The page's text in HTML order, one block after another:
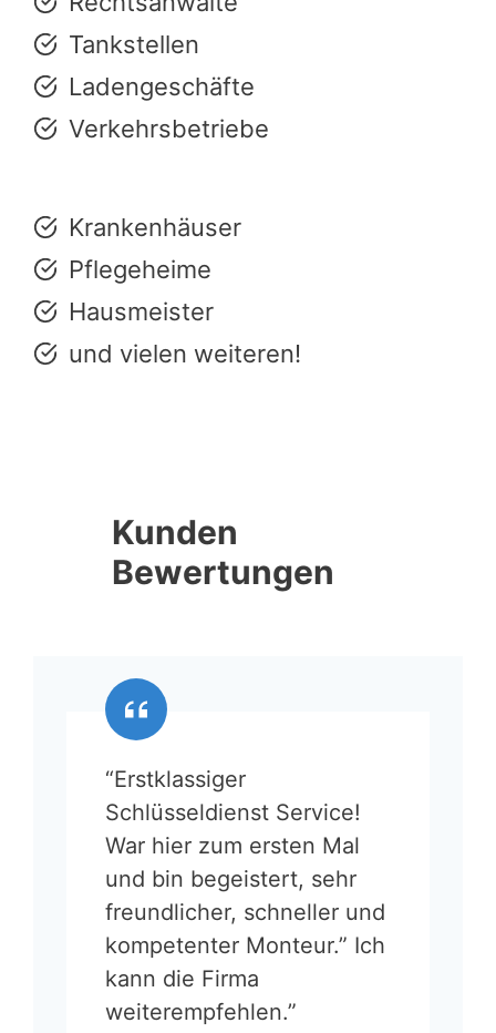
Tankstellen
Ladengeschäfte
Verkehrsbetriebe
Krankenhäuser
Pflegeheime
Hausmeister
und vielen weiteren!
Kunden
Bewertungen
“Erstklassiger
Schlüsseldienst Service!
War hier zum ersten Mal
und bin begeistert, sehr
freundlicher, schneller und
kompetenter Monteur.” Ich
kann die Firma
weiterempfehlen.”